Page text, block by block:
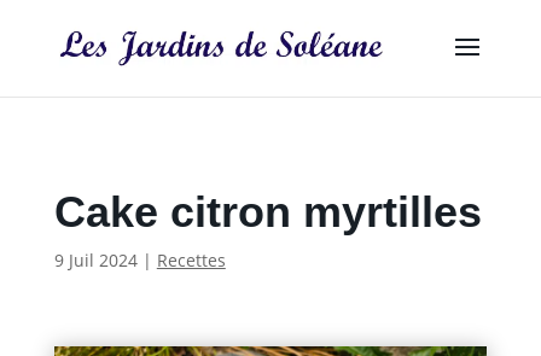
Cake citron myrtilles
9 Juil 2024| Recettes